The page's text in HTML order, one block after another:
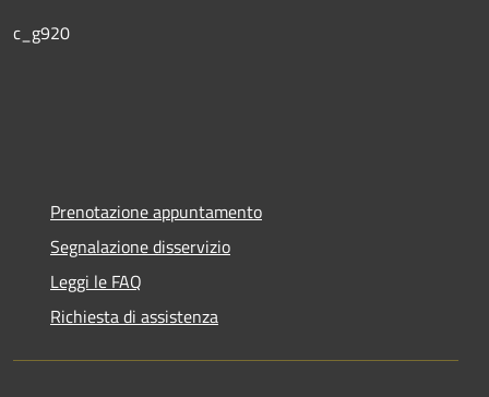
c_g920
Prenotazione appuntamento
Segnalazione disservizio
Leggi le FAQ
Richiesta di assistenza